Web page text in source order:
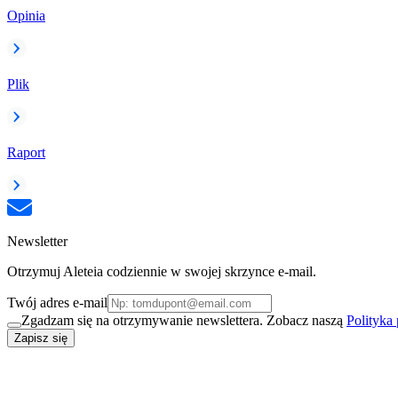
Opinia
Plik
Raport
Newsletter
Otrzymuj Aleteia codziennie w swojej skrzynce e-mail.
Twój adres e-mail
Zgadzam się na otrzymywanie newslettera. Zobacz naszą Polityka
Zapisz się